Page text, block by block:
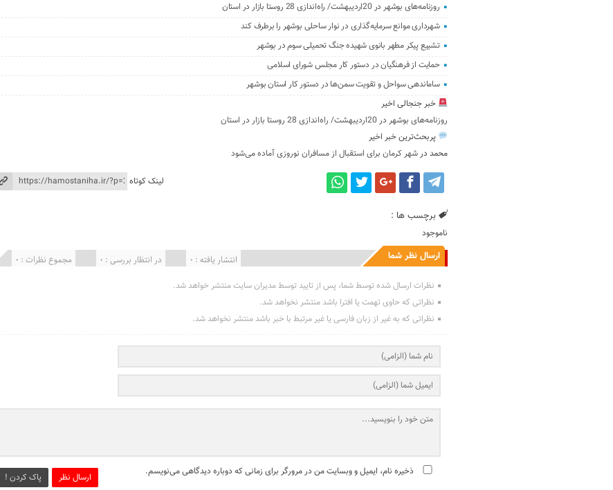
روزنامه‌های بوشهر در 20اردیبهشت/ راه‌اندازی 28 روستا بازار در استان
شهرداری موانع سرمایه‌گذاری در نوار ساحلی بوشهر را برطرف کند
تشییع پیکر مطهر بانوی شهیده جنگ تحمیلی سوم در بوشهر
حمایت از فرهنگیان در دستور کار مجلس شورای اسلامی
ساماندهی سواحل و تقویت سمن‌ها در دستور کار استان بوشهر
خبر جنجالی اخیر
روزنامه‌های بوشهر در 20اردیبهشت/ راه‌اندازی 28 روستا بازار در استان
پربحث‌ترین خبر اخیر
محمد درشهر کرمان برای استقبال از مسافران نوروزی آماده می‌شود
لینک کوتاه
برچسب ها :
ناموجود
ارسال نظر شما مجموع نظرات : 0 در انتظار بررسی : 0 انتشار یافته : 0
نظرات ارسال شده توسط شما، پس از تایید توسط مدیران سایت منتشر خواهد شد.
نظراتی که حاوی تهمت یا افترا باشد منتشر نخواهد شد.
نظراتی که به غیر از زبان فارسی یا غیر مرتبط با خبر باشد منتشر نخواهد شد.
ارسال نظر پاک کردن ! ذخیره نام، ایمیل و وبسایت من در مرورگر برای زمانی که دوباره دیدگاهی می‌نویسم.